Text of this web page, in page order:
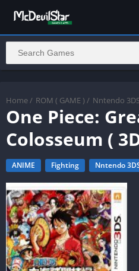
Home / ROM ( GAME ) / Nntendo
One Piece:
Colosseum (
ANIME Fighting Nntendo